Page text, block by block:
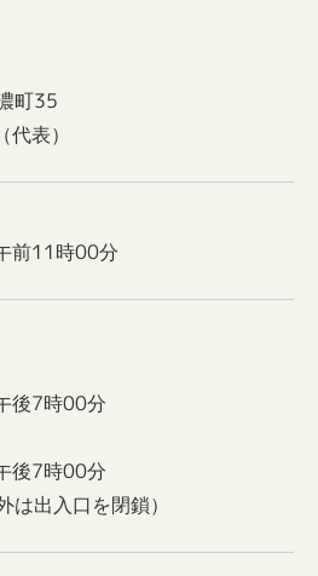
町35
表）
前11時00分
後7時00分
後7時00分
は出入口を閉鎖）